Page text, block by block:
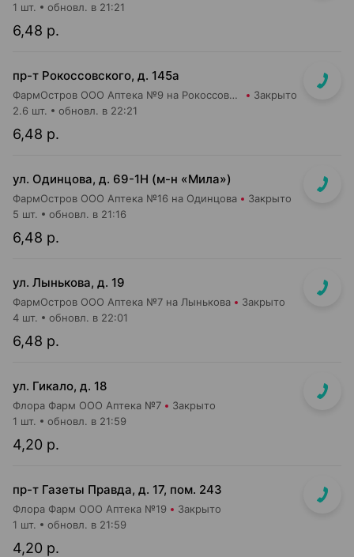
6,48 р.
1 шт. обновл. в 21:21
пр-т Рокоссовского, д. 145а
ФармОстров ООО Аптека №9 на Рокоссовского Закрыто
6,48 р.
2.6 шт. обновл. в 22:21
ул. Одинцова, д. 69-1Н (м-н «Мила»)
ФармОстров ООО Аптека №16 на Одинцова Закрыто
6,48 р.
5 шт. обновл. в 21:16
ул. Лынькова, д. 19
ФармОстров ООО Аптека №7 на Лынькова Закрыто
6,48 р.
4 шт. обновл. в 22:01
ул. Гикало, д. 18
Флора Фарм ООО Аптека №7 Закрыто
4,20 р.
1 шт. обновл. в 21:59
пр-т Газеты Правда, д. 17, пом. 243
Флора Фарм ООО Аптека №19 Закрыто
4,20 р.
1 шт. обновл. в 21:59